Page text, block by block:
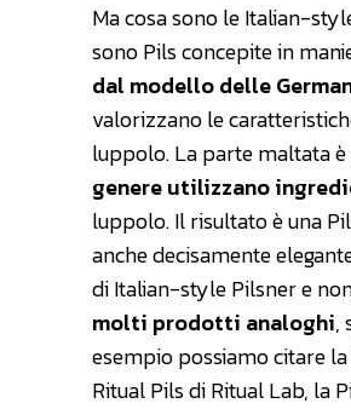
Ma cosa sono le Italian-
sono Pils concepite in
dal modello delle
valorizzano le
luppolo. La parte maltata è
genere utilizzano
luppolo. Il risultato è una
anche decisamente
di Italian-style Pilsner e
molti prodotti analoghi,
esempio possiamo citare
Ritual Pils di Ritual Lab, la